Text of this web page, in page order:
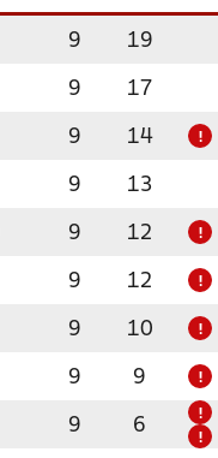
9 19
9 17
9 14 !
9 13
9 12 !
9 12 !
9 10 !
9 9 !
9 6
!
!